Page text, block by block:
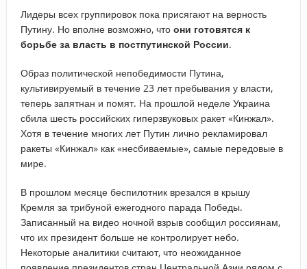
Лидеры всех группировок пока присягают на верность
Путину. Но вполне возможно, что они готовятся к
борьбе за власть в постпутинской России.
Образ политической непобедимости Путина,
культивируемый в течение 23 лет пребывания у власти,
теперь запятнан и помят. На прошлой неделе Украина
сбила шесть российских гиперзвуковых ракет «Кинжал».
Хотя в течение многих лет Путин лично рекламировал
ракеты «Кинжал» как «несбиваемые», самые передовые в
мире.
В прошлом месяце беспилотник врезался в крышу
Кремля за трибуной ежегодного парада Победы.
Записанный на видео ночной взрыв сообщил россиянам,
что их президент больше не контролирует небо.
Некоторые аналитики считают, что неожиданное